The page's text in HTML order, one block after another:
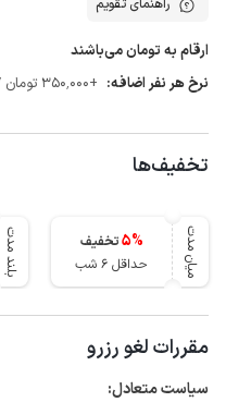
راهنمای تقویم
ارقام به تومان می‌باشند
نرخ هر نفر اضافه: +350٬000 تومان / بیشتر از 4 نفر
تخفیف‌ها
میان مدت 5%
تخفیف
حداقل 6 شب
بلند مدت
مقررات لغو رزرو
سیاست متعادل: